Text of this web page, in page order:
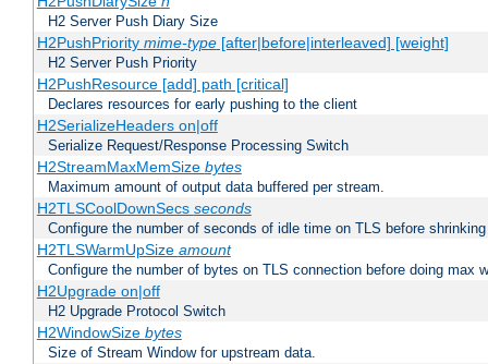
H2 Server Push Diary Size
H2PushPriority mime-type[after|before|interleaved] [weight]
H2 Server Push Priority
H2PushResource [add] path [critical]
Declares resources for early pushing to the client
H2SerializeHeaders on|off
Serialize Request/Response Processing Switch
H2StreamMaxMemSize bytes
Maximum amount of output data buffered per stream.
H2TLSCoolDownSecs seconds
Configure the number of seconds of idle time on TLS before
H2TLSWarmUpSize amount
Configure the number of bytes on TLS connection before doing max
H2Upgrade on|off
H2 Upgrade Protocol Switch
H2WindowSize bytes
Size of Stream Window for upstream data.